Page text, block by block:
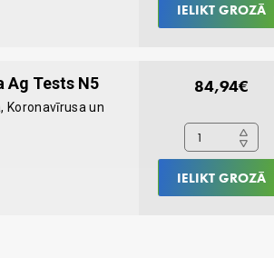
IELIKT GROZĀ
Ag Tests N5
Koronavīrusa un
84,94€
CPV/CCV/Giardia
IELIKT GROZĀ